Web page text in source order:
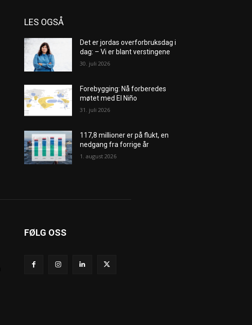
LES OGSÅ
Det er jordas overforbruksdag i
dag: – Vi er blant verstingene
30. juli 2026
Forebygging: Nå forberedes
møtet med El Niño
31. juli 2026
117,8 millioner er på flukt, en
nedgang fra forrige år
1. august 2026
FØLG OSS